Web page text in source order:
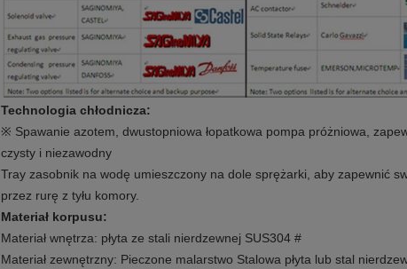
Technologia chłodnicza:
※ Spawanie azotem, dwustopniowa łopatkowa pompa próżniowa,
czysty i niezawodny
Tray zasobnik na wodę umieszczony na dole sprężarki, aby zapewnić
przez rurę z tyłu komory.
Materiał korpusu:
Materiał wnętrza: płyta ze stali nierdzewnej SUS304 #
Materiał zewnętrzny: Pieczone malarstwo Stalowa płyta lub stal